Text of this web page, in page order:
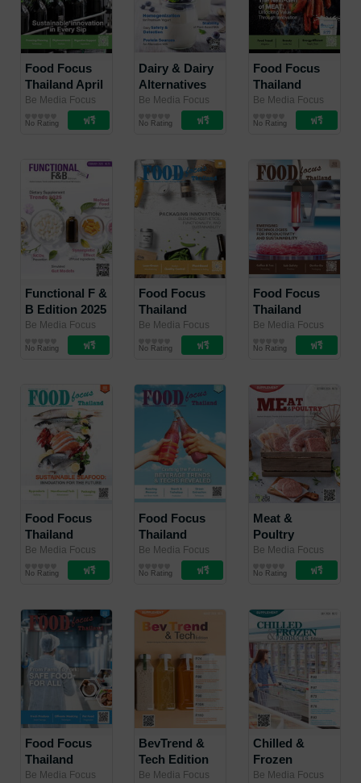
Food Focus
Thailand April
2025
Be Media Focus
(Thailand) Co.,
Ltd./ Be Media
อุตสาหกรรม
No Rating
Dairy & Dairy
Alternatives
Edition
Supplement
Be Media Focus
(Thailand) Co.,
Ltd./ Be Media
Co., Ltd.
อุตสาหกรรม
No Rating
Food Focus
Thailand
March 2025
Be Media Focus
(Thailand) Co.,
Ltd. / Be Media
Co., Ltd.
อุตสาหกรรม
No Rating
Functional F &
B Edition 2025
Be Media Focus
(Thailand) Co.,
Ltd./ Be Media
อุตสาหกรรม
No Rating
Food Focus
Thailand
February 2025
Be Media Focus
(Thailand) Co.,
Ltd./ Be Media
Co., Ltd.
อุตสาหกรรม
No Rating
Food Focus
Thailand
January 2025
Be Media Focus
(Thailand) Co.,
Ltd. / Be Media
Co., Ltd.
อุตสาหกรรม
No Rating
Food Focus
Thailand
December
Be Media Focus
(Thailand) Co.,
Ltd./ Be Media
Co., Ltd.
อุตสาหกรรม
No Rating
Food Focus
Thailand
November
Be Media Focus
(Thailand) Co.,
Ltd./ Be Media
Co., Ltd.
อุตสาหกรรม
No Rating
Meat &
Poultry
Edition
Supplement
Be Media Focus
(Thailand) Co.,
Ltd. / Be Media
Co., Ltd.
อุตสาหกรรม
No Rating
Food Focus
Thailand
October 2024
Be Media Focus
BevTrend &
Tech Edition
Supplement
Be Media Focus
Chilled &
Frozen
Supplement
Be Media Focus